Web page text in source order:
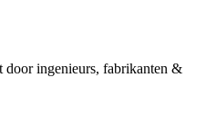
ingenieurs, fabrikanten &